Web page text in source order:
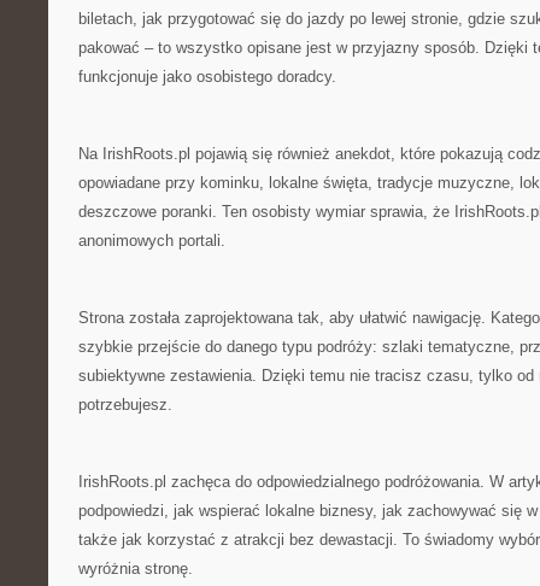
biletach, jak przygotować się do jazdy po lewej stronie, gdzie
pakować – to wszystko opisane jest w przyjazny sposób. Dzięki
funkcjonuje jako osobistego doradcy.
Na IrishRoots.pl pojawią się również anekdot, które pokazują
opowiadane przy kominku, lokalne święta, tradycje muzyczne,
deszczowe poranki. Ten osobisty wymiar sprawia, że
anonimowych portali.
Strona została zaprojektowana tak, aby ułatwić nawigację.
szybkie przejście do danego typu podróży: szlaki tematyczne,
subiektywne zestawienia. Dzięki temu nie tracisz czasu, tylko
potrzebujesz.
IrishRoots.pl zachęca do odpowiedzialnego podróżowania. W
podpowiedzi, jak wspierać lokalne biznesy, jak zachowywać się
także jak korzystać z atrakcji bez dewastacji. To świadomy
wyróżnia stronę.